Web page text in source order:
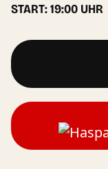
START: 19:00 UHR